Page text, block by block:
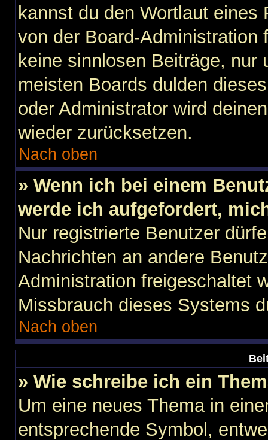
kannst du den Wortlaut
von der Board-
keine sinnlosen Beiträge,
meisten Boards dulden
oder Administrator wird
wieder zurücksetzen.
Nach oben
» Wenn ich bei einem
werde ich aufgefordert,
Nur registrierte Benutzer
Nachrichten an andere
Administration freigeschaltet
Missbrauch dieses Systems
Nach oben
» Wie schreibe ich ein
Um eine neues Thema in
entsprechende Symbol,